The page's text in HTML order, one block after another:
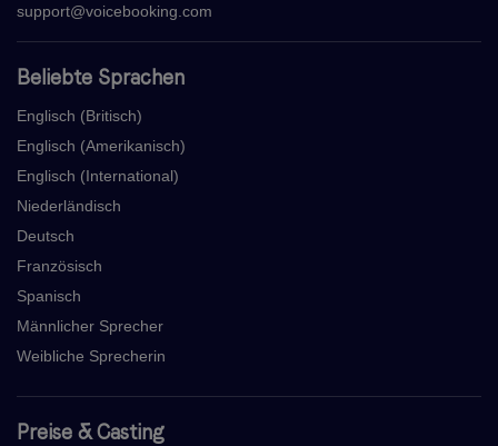
Beliebte Sprachen
Englisch (Britisch)
Englisch (Amerikanisch)
Englisch (International)
Niederländisch
Deutsch
Französisch
Spanisch
Männlicher Sprecher
Weibliche Sprecherin
Preise & Casting
support@voicebooking.com